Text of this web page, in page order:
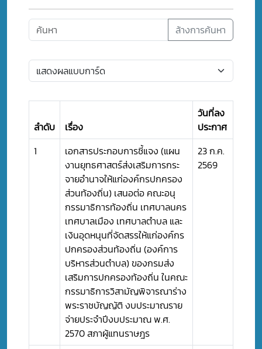
ล้างการค้นหา
ลำดับ เรื่อง
วันที่ลง
ประกาศ
1
เอกสารประกอบการชี้แจง (แผน
งานยุทธศาสตร์ส่งเสริมการกระ
จายอำนาจให้แก่องค์กรปกครอง
ส่วนท้องถิ่น) เสนอต่อ คณะอนุ
กรรมาธิการท้องถิ่น เทศบาลนคร
เทศบาลเมือง เทศบาลตำบล และ
เงินอุดหนุนที่จัดสรรให้แก่องค์กร
ปกครองส่วนท้องถิ่น (องค์การ
บริหารส่วนตำบล) ของกรมส่ง
เสริมการปกครองท้องถิ่น ในคณะ
กรรมาธิการวิสามัญพิจารณาร่าง
พระราชบัญญัติ งบประมาณราย
จ่ายประจำปีงบประมาณ พ.ศ.
2570 สภาผู้แทนราษฎร
23 ก.ค.
2569